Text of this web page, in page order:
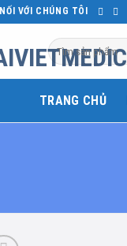
VỚI CHÚNG TÔI
Tìm
kiếm:
TRANG CHỦ